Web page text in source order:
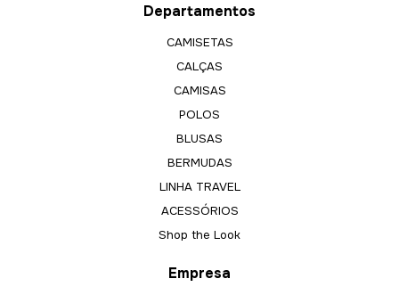
Departamentos
CAMISETAS
CALÇAS
CAMISAS
POLOS
BLUSAS
BERMUDAS
LINHA TRAVEL
ACESSÓRIOS
Shop the Look
Empresa